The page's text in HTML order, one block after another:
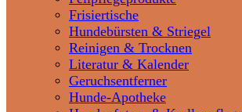
Frisiertische
Hundebürsten & Striegel
Reinigen & Trocknen
Literatur & Kalender
Geruchsentferner
Hunde-Apotheke